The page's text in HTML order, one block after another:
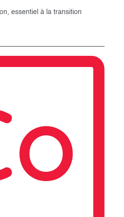
essentiel à la transition